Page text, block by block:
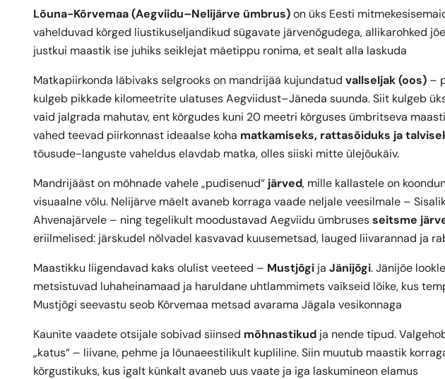
Lõuna-Kõrvemaa (Aegviidu–Nelijärve ümbrus)on üks Eesti
vahelduvad kõrged liustikuseljandikud sügavate järvenõgudega, allikarohked
justkui maastik ise juhiks seiklejat mäetippu ronima, et sealt alla laskuda
Matkapiirkonda läbivaks selgrooks on mandrijää kujundatud vallseljak (oos) –
kulgeb pikkade kilomeetrite ulatuses Aegviidust–Jäneda suunda. Siit kulgeb
vaid jalgrada mahutav, ent kõrgudes kuni 20 meetri kõrguses ümbritseva
vahed teevad piirkonnast ideaalse koha matkamiseks, rattasõiduks ja
tõusude-languste vaheldus elavdab matka, olles siiski mitte ülejõukäiv.
Mandrijääst on mõhnade vahele „pudisenud“ järved, mille kallastele on
visuaalne võlu. Nelijärve mäelt avaneb korraga vaade neljale veesilmale –
Ahvenajärvele – ning tegelikult moodustavad Aegviidu ümbrusesseitsme
eriilmelised: järskudel nõlvadel kasvavad kuusemetsad, lauged liivarannad ja
Maastikku liigendavad kaks olulist veeteed – Mustjõgi ja Jänijõgi. Jänijõe
metsistuvad luhaheinamaad ja haruldane uhtlammimets vaikseid lõike, kus
Mustjõgi seevastu seob Kõrvemaa metsad avarama Jägala vesikonnaga
Kaunite vaadete otsijale sobivad siinsed mõhnastikud ja nende tipud.
„katus“ – liivane, pehme ja lõunaeestilikult kupliline. Siin muutub maastik
kõrgustikuks, kus igalt künkalt avaneb uus vaate ja iga laskumineon elamus